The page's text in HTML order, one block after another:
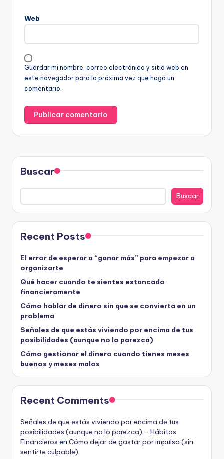
Web
Guardar mi nombre, correo electrónico y sitio web en
este navegador para la próxima vez que haga un
comentario.
Buscar
Buscar
Recent Posts
El error de esperar a “ganar más” para empezar a
organizarte
Qué hacer cuando te sientes estancado
financieramente
Cómo hablar de dinero sin que se convierta en un
problema
Señales de que estás viviendo por encima de tus
posibilidades (aunque no lo parezca)
Cómo gestionar el dinero cuando tienes meses
buenos y meses malos
Recent Comments
Señales de que estás viviendo por encima de tus
posibilidades (aunque no lo parezca) – Hábitos
Financieros en Cómo dejar de gastar por impulso (sin
sentirte culpable)